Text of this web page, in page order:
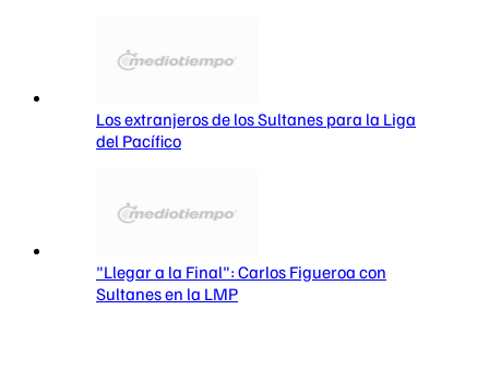
Los extranjeros de los Sultanes para la Liga
del Pacífico
"Llegar a la Final": Carlos Figueroa con
Sultanes en la LMP